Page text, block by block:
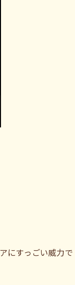
にすっごい威力で